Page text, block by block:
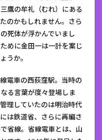
鷹の牟礼（むれ）にある
のかもしれません。さら
死体が浮かんでいまし
めに金田一は一計を案じ
うか。
電車の西荻窪駅。当時の
る言葉が度々登場しま
理していたのは明治時代
は鉄道省、さらに再編さ
省線。省線電車とは、山